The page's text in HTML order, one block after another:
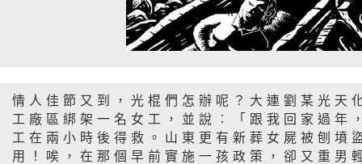
情人佳節又到，光棍們怎辦呢？大連劉某光天
工廠區綁架一名女工，並說︰「跟我回家過年
工在兩小時後得救。山東更有新葬女屍被刨墳
用！唉，在那個早前實施一孩政策，卻又重男